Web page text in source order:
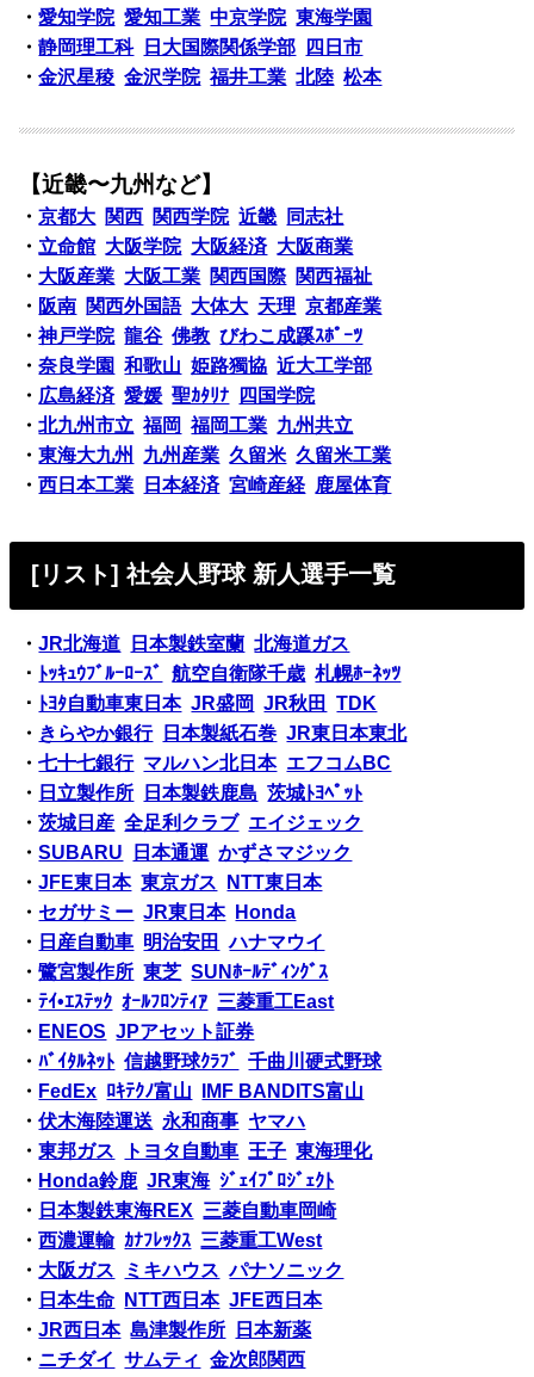
・愛知学院 愛知工業 中京学院 東海学園
・静岡理工科 日大国際関係学部
四日市
・金沢星稜 金沢学院 福井工業 北陸 松本
【近畿〜九州など】
・京都大 関西 関西学院 近畿
同志社
・ 立命館 大阪学院 大阪経済 大阪商業
・ 大阪産業 大阪工業 関西国際 関西福祉
・ 阪南 関西外国語 大体大 天理 京都産業
・神戸学院 龍谷 佛教 びわこ成蹊ｽﾎﾟｰﾂ
・奈良学園 和歌山 姫路獨協 近大工学部
・ 広島経済 愛媛 聖ｶﾀﾘﾅ
四国学院
・北九州市立 福岡 福岡工業 九州共立
・東海大九州 九州産業 久留米 久留米工業
・西日本工業 日本経済 宮崎産経 鹿屋体育
[リスト] 社会人野球 新人選手一覧
・JR北海道 日本製鉄室蘭 北海道ガス
・ ﾄｯｷｭｳﾌﾞﾙｰﾛｰｽﾞ 航空自衛隊千歳 札幌ﾎｰﾈｯﾂ
・ ﾄﾖﾀ自動車東日本 JR盛岡 JR秋田
TDK
・ きらやか銀行 日本製紙石巻 JR東日本東北
・七十七銀行 マルハン北日本 エフコムBC
・ 日立製作所 日本製鉄鹿島 茨城ﾄﾖﾍﾟｯﾄ
・茨城日産 全足利クラブ エイジェック
・SUBARU 日本通運 かずさマジック
・JFE東日本 東京ガス
NTT東日本
・ セガサミー JR東日本
Honda
・ 日産自動車 明治安田
ハナマウイ
・鷺宮製作所 東芝 SUNﾎｰﾙﾃﾞｨﾝｸﾞｽ
・ﾃｲ•ｴｽﾃｯｸ ｵｰﾙﾌﾛﾝﾃｨｱ 三菱重工East
・ ENEOS JPアセット証券
・ﾊﾞｲﾀﾙﾈｯﾄ 信越野球ｸﾗﾌﾞ
千曲川硬式野球
・ FedEx ﾛｷﾃｸﾉ富山
IMF BANDITS富山
・伏木海陸運送 永和商事 ヤマハ
・東邦ガス トヨタ自動車 王子 東海理化
・ Honda鈴鹿 JR東海 ｼﾞｪｲﾌﾟﾛｼﾞｪｸﾄ
・ 日本製鉄東海REX 三菱自動車岡崎
・西濃運輸 ｶﾅﾌﾚｯｸｽ 三菱重工West
・ 大阪ガス ミキハウス パナソニック
・ 日本生命 NTT西日本 JFE西日本
・JR西日本 島津製作所
日本新薬
・ ニチダイ サムティ 金次郎関西